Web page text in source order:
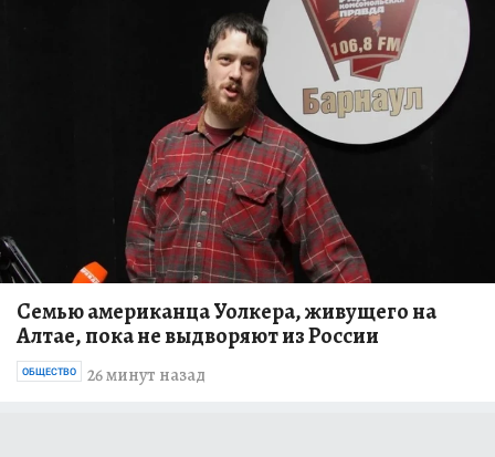
Семью американца Уолкера, живущего на
Алтае, пока не выдворяют из России
26 минут назад
ОБЩЕСТВО